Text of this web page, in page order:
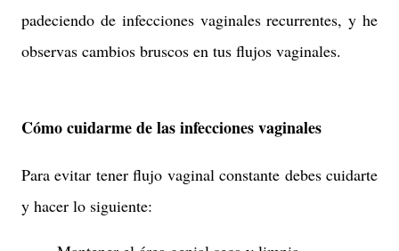
padeciendo de infecciones vaginales recurrentes, y he
observas cambios bruscos en tus flujos vaginales.
Cómo cuidarme de las infecciones vaginales
Para evitar tener flujo vaginal constante debes cuidarte
y hacer lo siguiente: